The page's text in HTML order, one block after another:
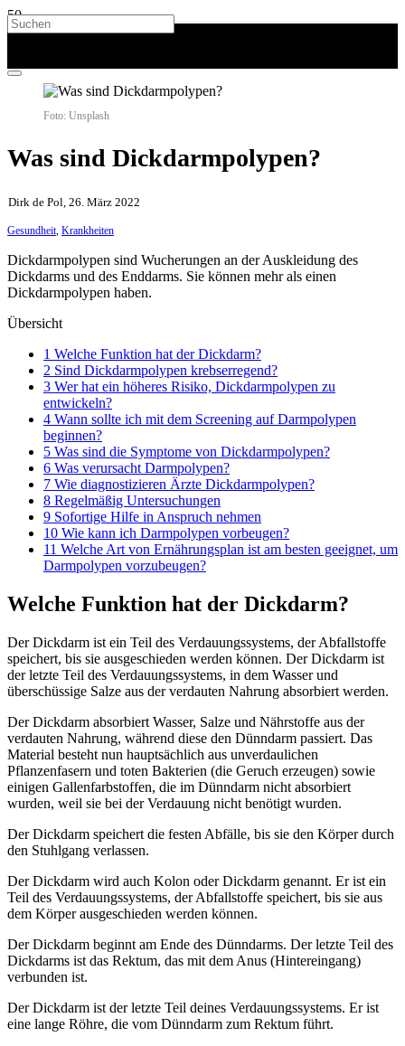
Foto: Unsplash
Was sind Dickdarmpolypen?
Dirk de Pol, 26. März 2022
Gesundheit, Krankheiten
Dickdarmpolypen sind Wucherungen an der Auskleidung des
Dickdarms und des Enddarms. Sie können mehr als einen
Dickdarmpolypen haben.
Übersicht
1 Welche Funktion hat der Dickdarm?
2 Sind Dickdarmpolypen krebserregend?
3 Wer hat ein höheres Risiko, Dickdarmpolypen zu
entwickeln?
4 Wann sollte ich mit dem Screening auf Darmpolypen
beginnen?
5 Was sind die Symptome von Dickdarmpolypen?
6 Was verursacht Darmpolypen?
7 Wie diagnostizieren Ärzte Dickdarmpolypen?
8 Regelmäßig Untersuchungen
9 Sofortige Hilfe in Anspruch nehmen
10 Wie kann ich Darmpolypen vorbeugen?
11 Welche Art von Ernährungsplan ist am besten geeignet, um
Darmpolypen vorzubeugen?
Welche Funktion hat der Dickdarm?
Der Dickdarm ist ein Teil des Verdauungssystems, der Abfallstoffe
speichert, bis sie ausgeschieden werden können. Der Dickdarm ist
der letzte Teil des Verdauungssystems, in dem Wasser und
überschüssige Salze aus der verdauten Nahrung absorbiert werden.
Der Dickdarm absorbiert Wasser, Salze und Nährstoffe aus der
verdauten Nahrung, während diese den Dünndarm passiert. Das
Material besteht nun hauptsächlich aus unverdaulichen
Pflanzenfasern und toten Bakterien (die Geruch erzeugen) sowie
einigen Gallenfarbstoffen, die im Dünndarm nicht absorbiert
wurden, weil sie bei der Verdauung nicht benötigt wurden.
Der Dickdarm speichert die festen Abfälle, bis sie den Körper durch
den Stuhlgang verlassen.
Der Dickdarm wird auch Kolon oder Dickdarm genannt. Er ist ein
Teil des Verdauungssystems, der Abfallstoffe speichert, bis sie aus
dem Körper ausgeschieden werden können.
Der Dickdarm beginnt am Ende des Dünndarms. Der letzte Teil des
Dickdarms ist das Rektum, das mit dem Anus (Hintereingang)
verbunden ist.
Der Dickdarm ist der letzte Teil deines Verdauungssystems. Er ist
eine lange Röhre, die vom Dünndarm zum Rektum führt.